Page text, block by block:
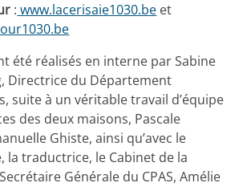
: www.lacerisaie1030.be et
été réalisés en interne par Sabine
Directrice du Département
suite à un véritable travail d’équipe
des deux maisons, Pascale
Ghiste, ainsi qu’avec le
la traductrice, le Cabinet de la
Générale du CPAS, Amélie